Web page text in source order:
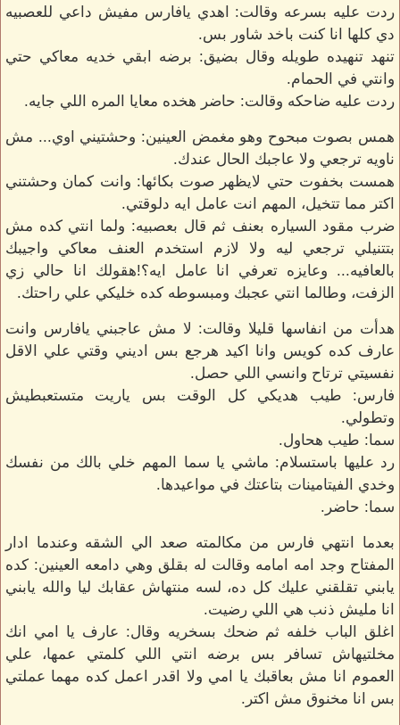
ردت عليه بسرعه وقالت: اهدي يافارس مفيش داعي للعصبيه
دي كلها انا كنت باخد شاور بس.
تنهد تنهيده طويله وقال بضيق: برضه ابقي خديه معاكي حتي
وانتي في الحمام.
ردت عليه ضاحكه وقالت: حاضر هخده معايا المره اللي جايه.
همس بصوت مبحوح وهو مغمض العينين: وحشتيني اوي... مش
ناويه ترجعي ولا عاجبك الحال عندك.
همست بخفوت حتي لايظهر صوت بكائها: وانت كمان وحشتني
اكتر مما تتخيل، المهم انت عامل ايه دلوقتي.
ضرب مقود السياره بعنف ثم قال بعصبيه: ولما انتي كده مش
بتتنيلي ترجعي ليه ولا لازم استخدم العنف معاكي واجيبك
بالعافيه... وعايزه تعرفي انا عامل ايه؟!هقولك انا حالي زي
الزفت، وطالما انتي عجبك ومبسوطه كده خليكي علي راحتك.
هدأت من انفاسها قليلا وقالت: لا مش عاجبني يافارس وانت
عارف كده كويس وانا اكيد هرجع بس اديني وقتي علي الاقل
نفسيتي ترتاح وانسي اللي حصل.
فارس: طيب هديكي كل الوقت بس ياريت متستعبطيش
وتطولي.
سما: طيب هحاول.
رد عليها باستسلام: ماشي يا سما المهم خلي بالك من نفسك
وخدي الفيتامينات بتاعتك في مواعيدها.
سما: حاضر.
بعدما انتهي فارس من مكالمته صعد الي الشقه وعندما ادار
المفتاح وجد امه امامه وقالت له بقلق وهي دامعه العينين: كده
يابني تقلقني عليك كل ده، لسه منتهاش عقابك ليا والله يابني
انا مليش ذنب هي اللي رضيت.
اغلق الباب خلفه ثم ضحك بسخريه وقال: عارف يا امي انك
مخلتيهاش تسافر بس برضه انتي اللي كلمتي عمها، علي
العموم انا مش بعاقبك يا امي ولا اقدر اعمل كده مهما عملتي
بس انا مخنوق مش اكتر.